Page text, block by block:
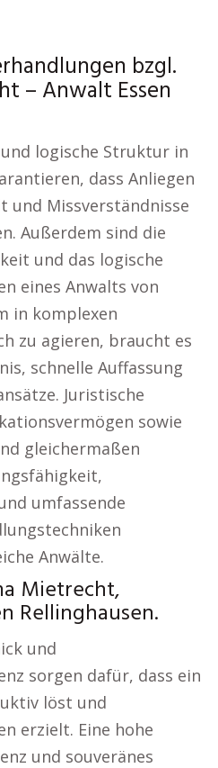
bzgl.
– Anwalt Essen
logische Struktur in
dass Anliegen
Missverständnisse
Außerdem sind die
und das logische
eines Anwalts von
in komplexen
zu agieren, braucht es
schnelle Auffassung
Juristische
sowie
gleichermaßen
umfassende
Anwälte.
Mietrecht,
Rellinghausen.
und
sorgen dafür, dass ein
löst und
erzielt. Eine hohe
und souveränes